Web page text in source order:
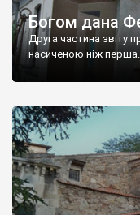
Богом дана
Друга частина звіту
насиченою ніж перша.